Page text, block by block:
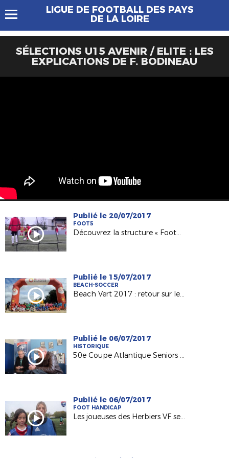
LIGUE DE FOOTBALL DES PAYS
DE LA LOIRE
SÉLECTIONS U15 AVENIR / ELITE : LES
EXPLICATIONS DE F. BODINEAU
Publié le 20/07/2017
FOOT5
Découvrez la structure « Foot5 Mobile FFF » !
Publié le 15/07/2017
BEACH-SOCCER
Beach Vert 2017 : retour sur les 4 étapes de la 1ère semaine !
Publié le 06/07/2017
HISTORIQUE
50e Coupe Atlantique Seniors : Retour sur la victoire de l'ASPTT Nantes en 1982
Publié le 06/07/2017
FOOT HANDICAP
Les joueuses des Herbiers VF sensibilisées au football adapté